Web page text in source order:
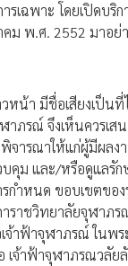
รเฉพาะ โดยเปิดบริ
ม พ.ศ. 2552 มาอย่
หน้า มีชื่อเสียงเป็นที่
ภรณ์ จึงเห็นควรเส
จารณาให้แก่ผู้มีผลง
คุม และ/หรือดูแลรัก
ำหนด ขอบเขตของ
ราชวิทยาลัยจุฬาภร
เจ้าฟ้าจุฬาภรณ์ ในพ
เจ้าฟ้าจุฬาภรณวลั